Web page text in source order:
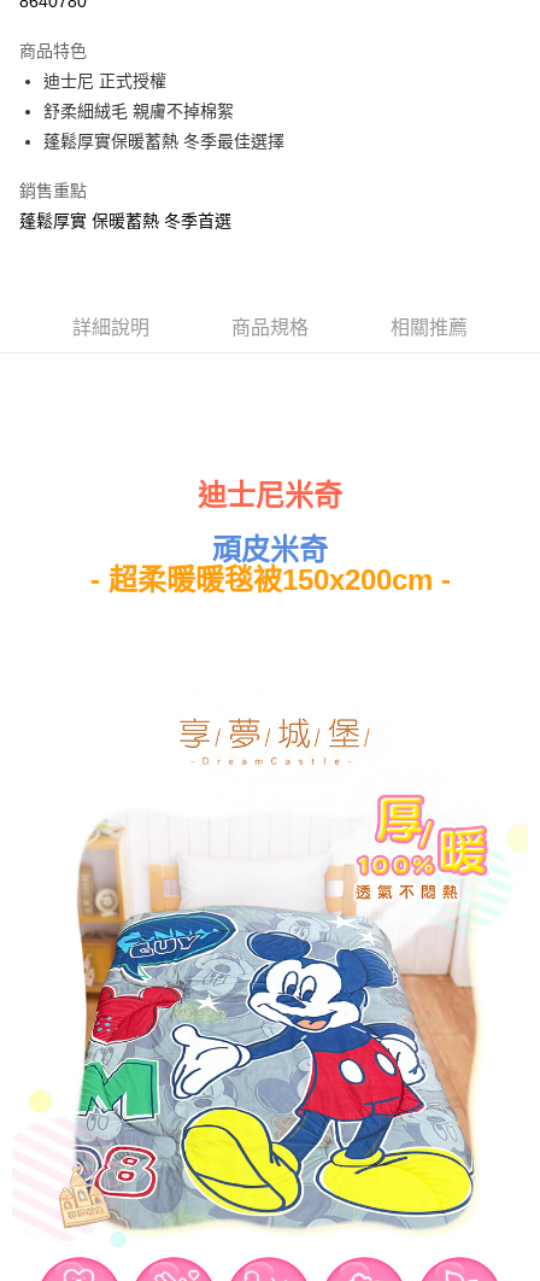
Apple Pay
街口支付
Google Pay
每筆NT$80，滿NT$699(含以上)免運費
商品特色
迪士尼 正式授權
舒柔細絨毛 親膚不掉棉絮
蓬鬆厚實保暖蓄熱 冬季最佳選擇
銷售重點
蓬鬆厚實 保暖蓄熱 冬季首選
詳細說明 商品規格 相關推薦
迪士尼米奇
頑皮米奇
- 超柔暖暖毯被150x200cm -